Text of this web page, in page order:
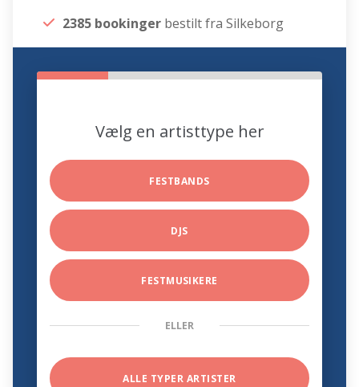
2385 bookinger bestilt fra Silkeborg
Vælg en artisttype her
FESTBANDS
DJS
FESTMUSIKERE
ELLER
ALLE TYPER ARTISTER